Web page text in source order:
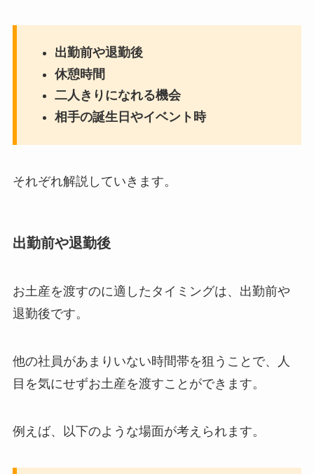
出勤前や退勤後
休憩時間
二人きりになれる機会
相手の誕生日やイベント時
それぞれ解説していきます。
出勤前や退勤後
お土産を渡すのに適したタイミングは、出勤前や
退勤後です。
他の社員があまりいない時間帯を狙うことで、人
目を気にせずお土産を渡すことができます。
例えば、以下のような場面が考えられます。